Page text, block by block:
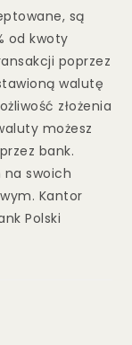
są
od kwoty
poprzez
walutę
złożenia
możesz
bank.
na swoich
Kantor
Polski